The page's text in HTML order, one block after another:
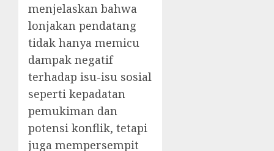
menjelaskan bahwa
lonjakan pendatang
tidak hanya memicu
dampak negatif
terhadap isu-isu sosial
seperti kepadatan
pemukiman dan
potensi konflik, tetapi
juga mempersempit